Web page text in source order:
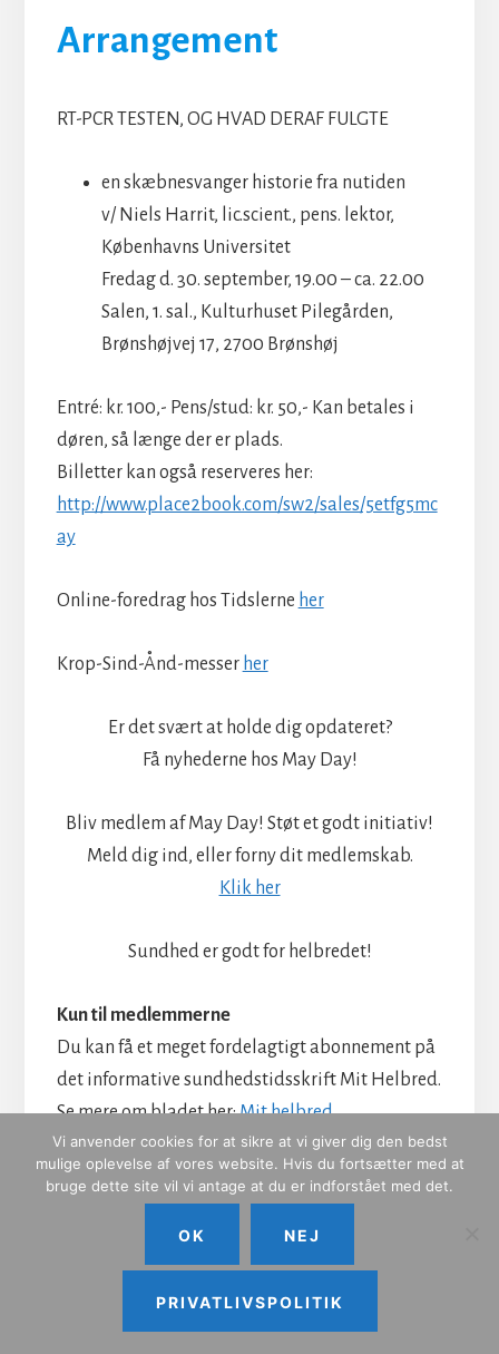
Arrangement
RT-PCR TESTEN, OG HVAD DERAF FULGTE
en skæbnesvanger historie fra nutiden
v/ Niels Harrit, lic.scient., pens. lektor,
Københavns Universitet
Fredag d. 30. september, 19.00 – ca. 22.00
Salen, 1. sal., Kulturhuset Pilegården,
Brønshøjvej 17, 2700 Brønshøj
Entré: kr. 100,- Pens/stud: kr. 50,- Kan betales i
døren, så længe der er plads.
Billetter kan også reserveres her:
http://www.place2book.com/sw2/sales/5etfg5mc
ay
Online-foredrag hos Tidslerne her
Krop-Sind-Ånd-messer her
Er det svært at holde dig opdateret?
Få nyhederne hos May Day!
Bliv medlem af May Day! Støt et godt initiativ!
Meld dig ind, eller forny dit medlemskab.
Klik her
Sundhed er godt for helbredet!
Kun til medlemmerne
Du kan få et meget fordelagtigt abonnement på
det informative sundhedstidsskrift Mit Helbred.
Se mere om bladet her:Mit helbred
Alle medlemmer kan tegne abonnement til fast
særpris: 225 kr. pr. år for 6 numre heraf 2
udvidede numre. Ingen binding, ingen opsigelse.
Abonnementet stopper af sig selv, hvis du ikke
fornyr. Skriv til redaktør Ole Vestergaard, at du
ønsker et abonnement, og husk at oplyse, at du
er May Day-medlem. Kontakt Ole her:
Vi anvender cookies for at sikre at vi giver dig den bedst
mulige oplevelse af vores website. Hvis du fortsætter med at
bruge dette site vil vi antage at du er indforstået med det.
OK NEJ
PRIVATLIVSPOLITIK